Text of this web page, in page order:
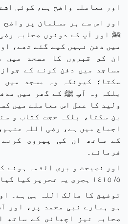
اور معاملہ واضح ہے، کوئی
اور اس سے ہر مسلمان پر واضح
ﷺ اور آپ کے دونوں صحابہ
میں دفن نہیں کیے گئے تھے،
ان کى قبروں کا مسجد میں
مساجد میں دفن کرنے کے
سکتا؛ کیونکہ وہ مسجد میں
بلکہ وہ آپ ﷺ کے گھر میں
ولید کا عمل اس معاملے میں
بن سکتا، بلکہ حجت کتاب و
اجماع میں ہے، رضی اللہ
کے ساتھ ان کی پیروی
فرمائے۔
٥/ ١٤١٥ ہجری یہ تحریر کیا گیا۔
توفیق کا مالک اللہ ہی ہے۔
ہو ہمارے نبی محمد پر، اور
صحابہ نیز اچھائى کے ساتھ